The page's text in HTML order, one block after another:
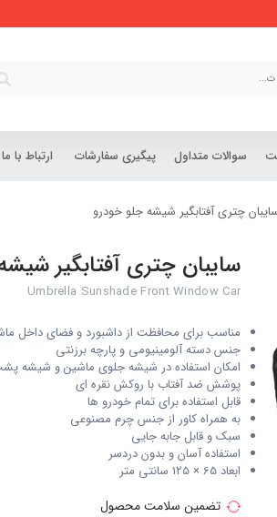
سوالات متداول پیگیری سفارشات ارتباط با ما
چتری آفتابگیر شیشه جلو خودرو
سایبان چتری آفتابگیر
Umbrella Sunshade Front Window Car
مناسب برای محافظت از داشبورد و فضای داخل
جنس دسته آلومینیومی و پارچه برزنتی
امکان استفاده در شیشه جلوی ماشین و شیشه
پوشش ضد آفتاب با روکش نقره ای
قابل استفاده برای تمام خودرو ها
به همراه کاور از جنس چرم مصنوعی
سبک و قابل جابه جایی
استفاده آسان و بدون دردسر
ابعاد 65 × 125 سانتی متر
تضمین سلامت محصول